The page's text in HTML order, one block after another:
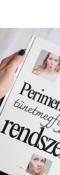
és
években
de
a
randiról
fazon
hogy